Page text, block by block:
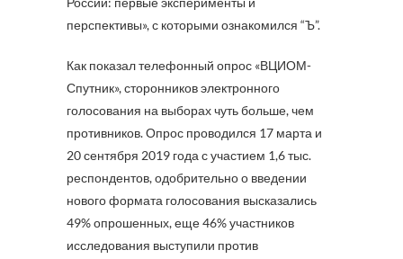
перспективы», с которыми ознакомился “Ъ”.
Как показал телефонный опрос «ВЦИОМ-
Спутник», сторонников электронного
голосования на выборах чуть больше, чем
противников. Опрос проводился 17 марта и
20 сентября 2019 года с участием 1,6 тыс.
респондентов, одобрительно о введении
нового формата голосования высказались
49% опрошенных, еще 46% участников
исследования выступили против